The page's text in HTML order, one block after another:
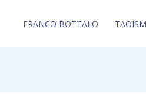
FRANCO BOTTALO